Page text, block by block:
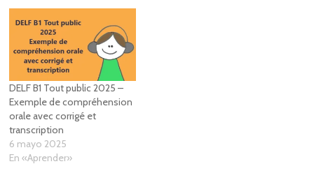
DELF B1 Tout public 2025 –
Exemple de compréhension
orale avec corrigé et
transcription
6 mayo 2025
En «Aprender»